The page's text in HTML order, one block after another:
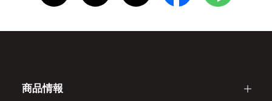
商品情報